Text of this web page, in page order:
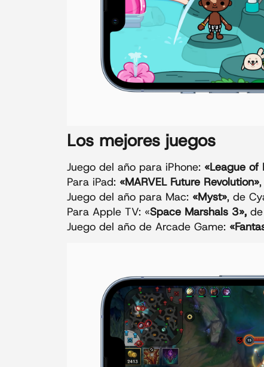
Los mejores juegos
Juego del año para iPhone: «League of
Para iPad: «MARVEL Future Revolution»
Juego del año para Mac: «Myst», de
Para Apple TV: «Space Marshals 3»,
Juego del año de Arcade Game: